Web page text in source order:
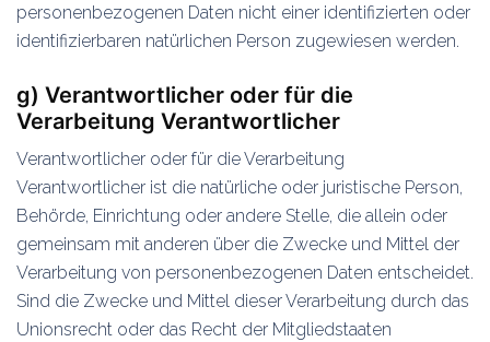
personenbezogenen Daten nicht einer identifizierten oder
identifizierbaren natürlichen Person zugewiesen werden.
g) Verantwortlicher oder für die
Verarbeitung Verantwortlicher
Verantwortlicher oder für die Verarbeitung
Verantwortlicher ist die natürliche oder juristische Person,
Behörde, Einrichtung oder andere Stelle, die allein oder
gemeinsam mit anderen über die Zwecke und Mittel der
Verarbeitung von personenbezogenen Daten entscheidet.
Sind die Zwecke und Mittel dieser Verarbeitung durch das
Unionsrecht oder das Recht der Mitgliedstaaten